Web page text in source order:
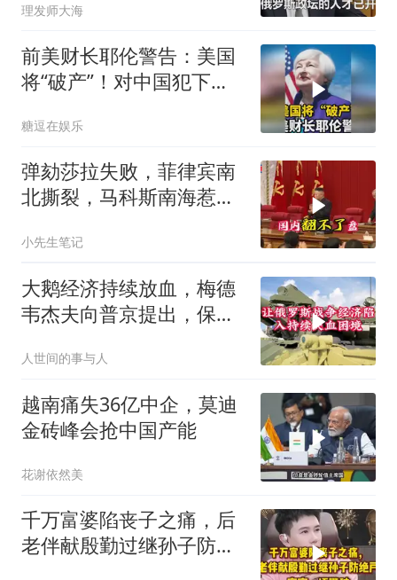
理发师大海
前美财长耶伦警告：美国
将“破产”！对中国犯下两
糖逗在娱乐
弹劾莎拉失败，菲律宾南
北撕裂，马科斯南海惹
小先生笔记
大鹅经济持续放血，梅德
韦杰夫向普京提出，保住
人世间的事与人
越南痛失36亿中企，莫迪
金砖峰会抢中国产能
花谢依然美
千万富婆陷丧子之痛，后
老伴献殷勤过继孙子防绝